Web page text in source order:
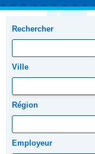
Rechercher
Ville
Région
Employeur